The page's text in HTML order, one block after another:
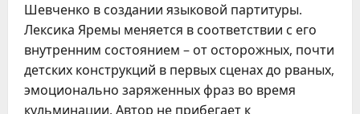
Шевченко в создании языковой партитуры.
Лексика Яремы меняется в соответствии с его
внутренним состоянием – от осторожных, почти
детских конструкций в первых сценах до рваных,
эмоционально заряженных фраз во время
кульминации. Автор не прибегает к